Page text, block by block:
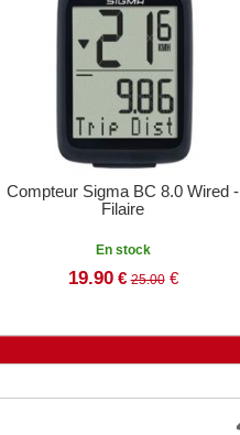
Compteur Sigma BC 8.0 Wired -
Filaire
En stock
19.90 € 25.00€